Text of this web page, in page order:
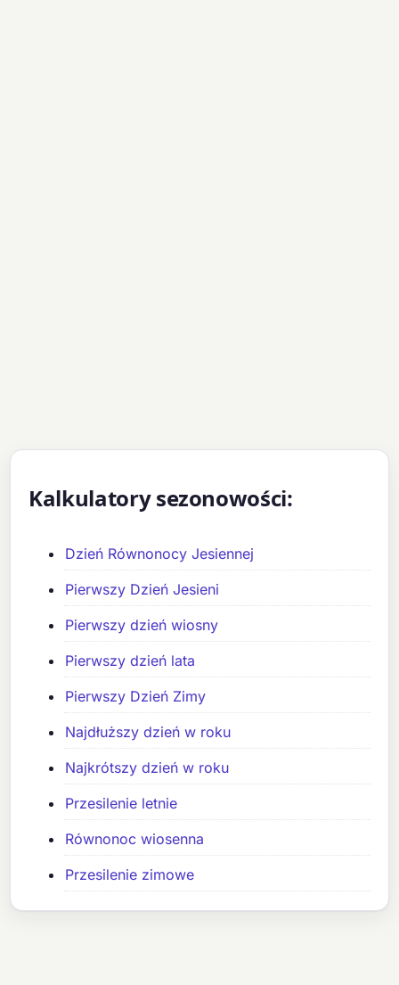
Kalkulatory sezonowości:
Dzień Równonocy Jesiennej
Pierwszy Dzień Jesieni
Pierwszy dzień wiosny
Pierwszy dzień lata
Pierwszy Dzień Zimy
Najdłuższy dzień w roku
Najkrótszy dzień w roku
Przesilenie letnie
Równonoc wiosenna
Przesilenie zimowe